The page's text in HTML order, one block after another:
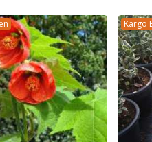
favori bitkisidir.
Gövde kahverengidir.
adı buradan
nedeniyle vurgu
Kargo